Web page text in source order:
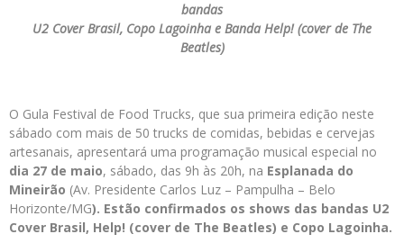
bandas
U2 Cover Brasil, Copo Lagoinha e Banda Help! (cover de The
Beatles)
O Gula Festival de Food Trucks, que sua primeira edição neste
sábado com mais de 50 trucks de comidas, bebidas e cervejas
artesanais, apresentará uma programação musical especial no
dia 27 de maio, sábado, das 9h às 20h, na Esplanada do
Mineirão (Av. Presidente Carlos Luz – Pampulha – Belo
Horizonte/MG). Estão confirmados os shows das bandas U2
Cover Brasil, Help! (cover de The Beatles) e Copo Lagoinha.